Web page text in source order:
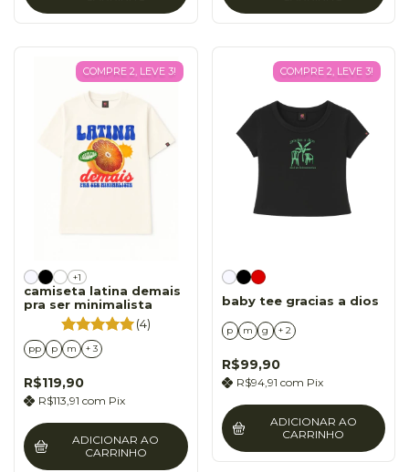
COMPRE 2, LEVE 3!
+1
camiseta latina demais
pra ser minimalista
(4)
pp p m + 3
R$119,90
R$113,91 com Pix
ADICIONAR AO
CARRINHO
COMPRE 2, LEVE 3!
baby tee gracias a dios
p m g + 2
R$99,90
R$94,91 com Pix
ADICIONAR AO
CARRINHO